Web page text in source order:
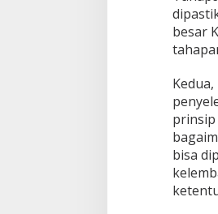
besar
prinsip
bisa